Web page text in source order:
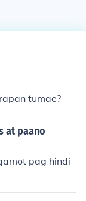
tumae?
at paano
pag hindi